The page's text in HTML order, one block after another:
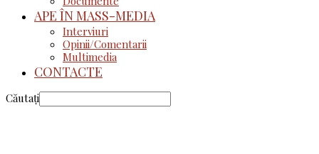
APE ÎN MASS-MEDIA
Interviuri
Opinii/Comentarii
Multimedia
CONTACTE
Căutați